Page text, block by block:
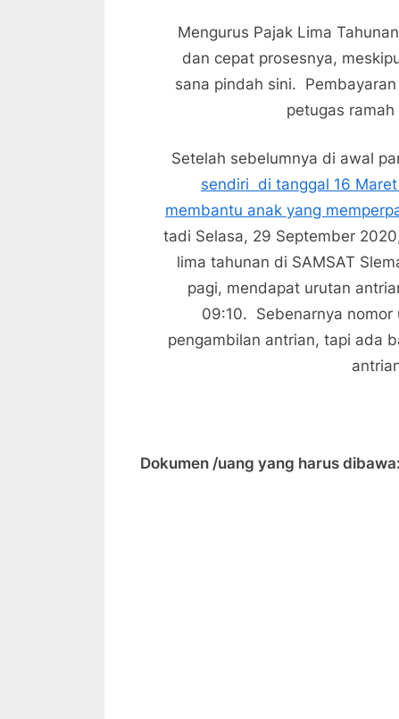
Mengurus Pajak Lima
dan cepat prosesnya,
sana pindah sini.
petugas
Setelah sebelumnya di awal
sendiri di tanggal 16
membantu anak yang
tadi Selasa, 29 September
lima tahunan di SAMSAT
pagi, mendapat urutan
09:10. Sebenarnya
pengambilan antrian, tapi ada
Dokumen /uang yang harus dibawa: